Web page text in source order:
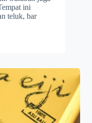
ini
teluk, bar